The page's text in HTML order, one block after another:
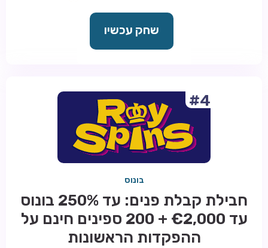
שחק עכשיו
#4
בונוס
חבילת קבלת פנים: עד 250% בונוס
עד €2,000 + 200 ספינים חינם על
ההפקדות הראשונות